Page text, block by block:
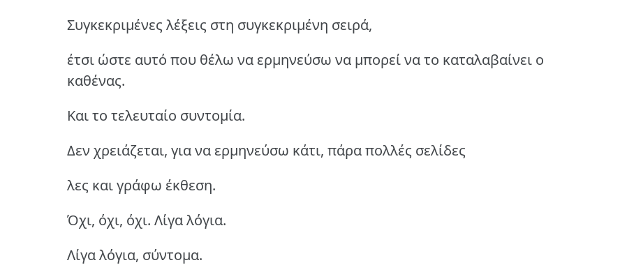
Συγκεκριμένες λέξεις στη συγκεκριμένη σειρά,
έτσι ώστε αυτό που θέλω να ερμηνεύσω να μπορεί να το καταλαβαίνει ο
καθένας.
Και το τελευταίο συντομία.
Δεν χρειάζεται, για να ερμηνεύσω κάτι, πάρα πολλές σελίδες
λες και γράφω έκθεση.
Όχι, όχι, όχι. Λίγα λόγια.
Λίγα λόγια, σύντομα.